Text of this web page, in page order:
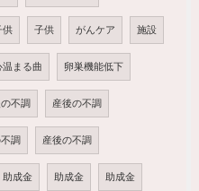
供 子供 がんケア 施設
温まる曲 卵巣機能低下
不調 産後の不調
調 産後の不調
助成金 助成金 助成金